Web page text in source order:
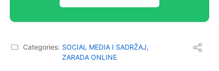
Categories: SOCIAL MEDIA I SADRŽAJ,
ZARADA ONLINE